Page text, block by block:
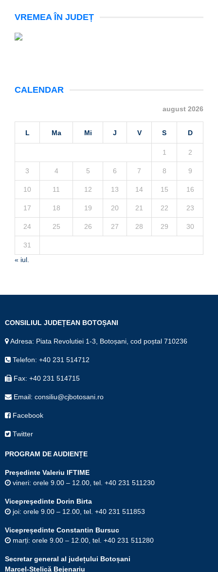
VREMEA ÎN JUDEȚ
CALENDAR
august 2026
L Ma Mi J V S D
1 2
3 4 5 6 7 8 9
10 11 12 13 14 15 16
17 18 19 20 21 22 23
24 25 26 27 28 29 30
31
« iul.
CONSILIUL JUDEȚEAN BOTOȘANI
Adresa: Piata Revolutiei 1-3, Botoșani, cod poștal 710236
Telefon: +40 231 514712
Fax: +40 231 514715
Email: consiliu@cjbotosani.ro
Facebook
Twitter
PROGRAM DE AUDIENȚE
Președinte Valeriu IFTIME
vineri: orele 9.00 – 12.00, tel. +40 231 511230
Vicepreşedinte Dorin Birta
joi: orele 9.00 – 12.00, tel. +40 231 511853
Vicepreședinte Constantin Bursuc
marți: orele 9.00 – 12.00, tel. +40 231 511280
Secretar general al județului Botoșani
Marcel-Stelică Bejenariu